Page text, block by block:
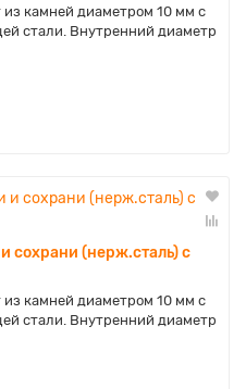
камней диаметром 10 мм с
стали. Внутренний диаметр
сохрани (нерж.сталь) с
камней диаметром 10 мм с
стали. Внутренний диаметр